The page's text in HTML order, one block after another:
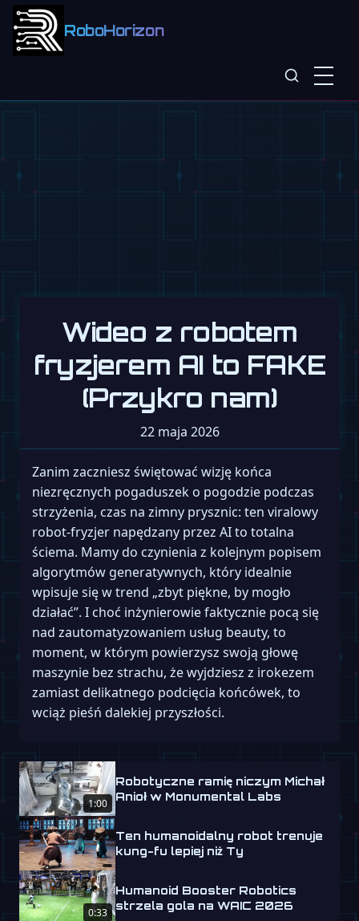
RoboHorizon
Wideo z robotem
fryzjerem AI to FAKE
(Przykro nam)
22 maja 2026
Zanim zaczniesz świętować wizję końca
niezręcznych pogaduszek o pogodzie podczas
strzyżenia, czas na zimny prysznic: ten viralowy
robot-fryzjer napędzany przez AI to totalna
ściema. Mamy do czynienia z kolejnym popisem
algorytmów generatywnych, który idealnie
wpisuje się w trend „zbyt piękne, by mogło
działać”. I choć inżynierowie faktycznie pocą się
nad zautomatyzowaniem usług beauty, to
moment, w którym powierzysz swoją głowę
maszynie bez strachu, że wyjdziesz z irokezem
zamiast delikatnego podcięcia końcówek, to
wciąż pieśń dalekiej przyszłości.
1:00
Robotyczne ramię niczym Michał
Anioł w Monumental Labs
Ten humanoidalny robot trenuje
kung-fu lepiej niż Ty
0:33
Humanoid Booster Robotics
strzela gola na WAIC 2026